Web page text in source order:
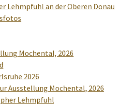
Lehmpfuhl an der Oberen Donau
Mochental, 2026
2026
Ausstellung Mochental, 2026
Lehmpfuhl